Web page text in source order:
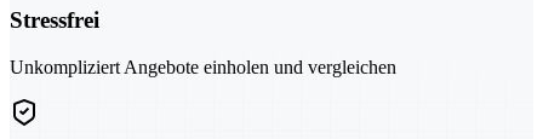
Stressfrei
Unkompliziert Angebote einholen und vergleichen